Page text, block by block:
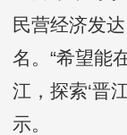
民营经济发
名。“希望能
江，探索‘晋
示。